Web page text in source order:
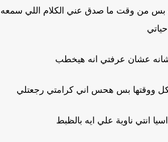
بس من وقت ما صدق عني الكلام اللي سمعه
عشانه عشان عرفتي انه هيخطب
الكل ووقتها بس هحس اني كرامتي رجعتلي
انتي ناوية علي ايه بالظبط